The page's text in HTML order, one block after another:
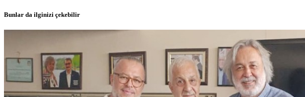
Bunlar da ilginizi çekebilir